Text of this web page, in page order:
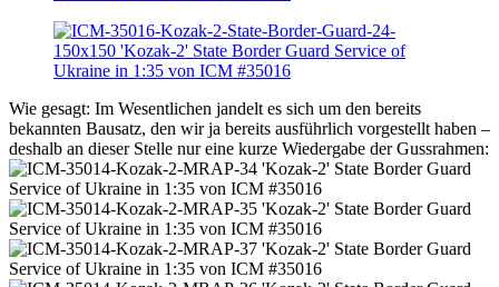
Wie gesagt: Im Wesentlichen jandelt es sich um den bereits
bekannten Bausatz, den wir ja bereits ausführlich vorgestellt haben –
deshalb an dieser Stelle nur eine kurze Wiedergabe der Gussrahmen: